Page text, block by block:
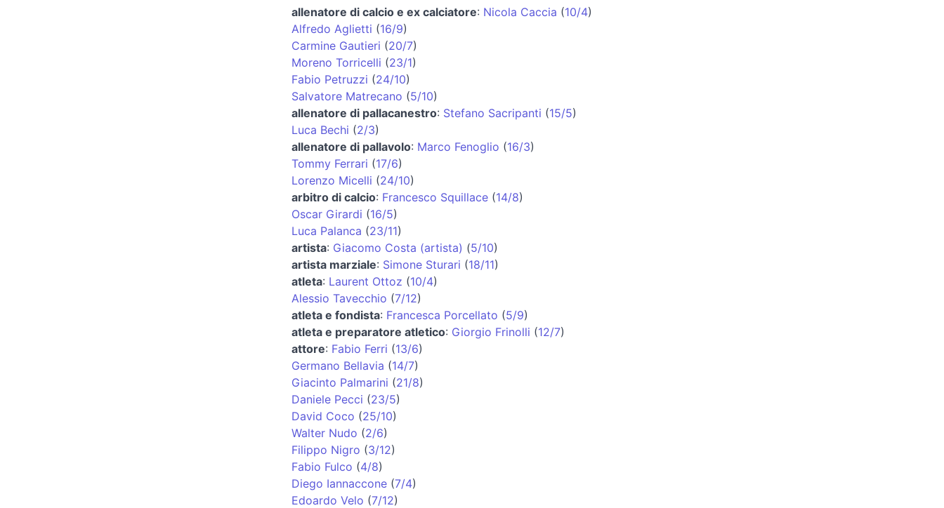
allenatore di calcio e ex calciatore: Nicola Caccia (10/4)
Alfredo Aglietti (16/9)
Carmine Gautieri (20/7)
Moreno Torricelli (23/1)
Fabio Petruzzi (24/10)
Salvatore Matrecano (5/10)
allenatore di pallacanestro: Stefano Sacripanti (15/5)
Luca Bechi (2/3)
allenatore di pallavolo: Marco Fenoglio (16/3)
Tommy Ferrari (17/6)
Lorenzo Micelli (24/10)
arbitro di calcio: Francesco Squillace(14/8)
Oscar Girardi (16/5)
Luca Palanca (23/11)
artista: Giacomo Costa (artista) (5/10)
artista marziale: Simone Sturari (18/11)
atleta: Laurent Ottoz (10/4)
Alessio Tavecchio (7/12)
atleta e fondista: Francesca Porcellato (5/9)
atleta e preparatore atletico: Giorgio Frinolli (12/7)
attore: Fabio Ferri (13/6)
Germano Bellavia (14/7)
Giacinto Palmarini (21/8)
Daniele Pecci (23/5)
David Coco (25/10)
Walter Nudo (2/6)
Filippo Nigro (3/12)
Fabio Fulco (4/8)
Diego Iannaccone(7/4)
Edoardo Velo (7/12)